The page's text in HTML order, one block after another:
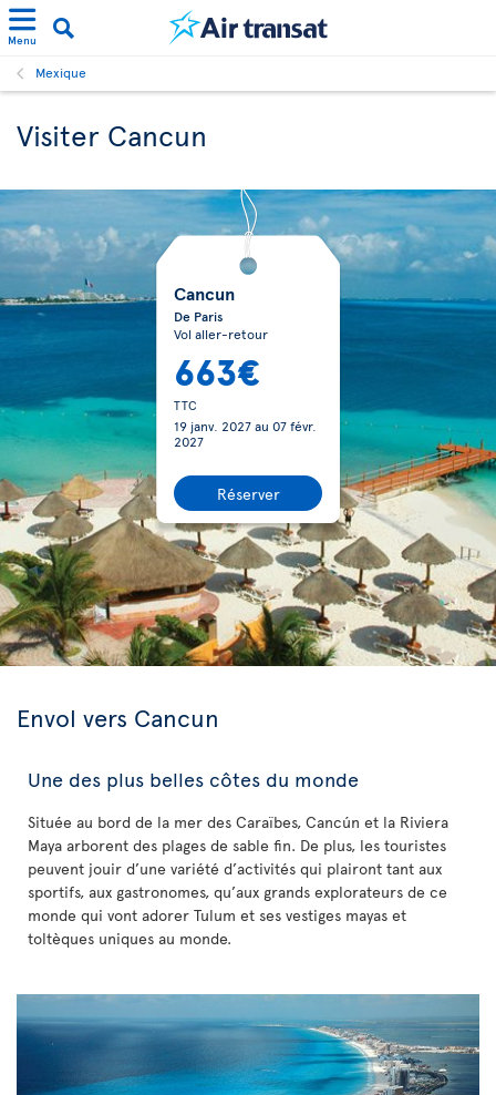
Menu
Mexique
Visiter Cancun
Cancun
De Paris
Vol aller-retour
663€
TTC
19 janv. 2027au 07 févr.
2027
Réserver
Envol vers Cancun
Une des plus belles côtes du monde
Située au bord de la mer des Caraïbes, Cancún et la Riviera
Maya arborent des plages de sable fin. De plus, les touristes
peuvent jouir d’une variété d’activités qui plairont tant aux
sportifs, aux gastronomes, qu’aux grands explorateurs de ce
monde qui vont adorer Tulum et ses vestiges mayas et
toltèques uniques au monde.